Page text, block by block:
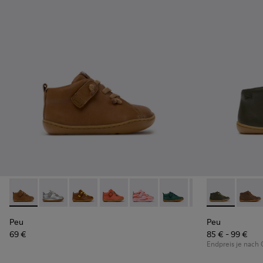
Peu - 80153-119 - Braune Lederstiefeletten für Kinder.
Peu - 80153-120
Peu - 80153-116
Peu - 80153-115
Peu - 80153-113Peu - 80153-108
Peu - 80153-107
Peu -
Peu
69 €
Peu - Peu -
Peu
85 € - 99 €
Endpreis je nach